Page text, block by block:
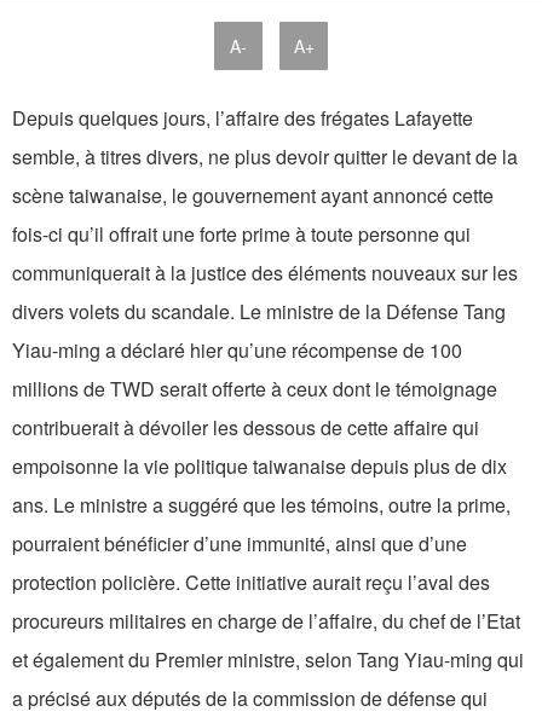
A- A+
Depuis quelques jours, l’affaire des frégates Lafayette
semble, à titres divers, ne plus devoir quitter le devant de la
scène taiwanaise, le gouvernement ayant annoncé cette
fois-ci qu’il offrait une forte prime à toute personne qui
communiquerait à la justice des éléments nouveaux sur les
divers volets du scandale. Le ministre de la Défense Tang
Yiau-ming a déclaré hier qu’une récompense de 100
millions de TWD serait offerte à ceux dont le témoignage
contribuerait à dévoiler les dessous de cette affaire qui
empoisonne la vie politique taiwanaise depuis plus de dix
ans. Le ministre a suggéré que les témoins, outre la prime,
pourraient bénéficier d’une immunité, ainsi que d’une
protection policière. Cette initiative aurait reçu l’aval des
procureurs militaires en charge de l’affaire, du chef de l’Etat
et également du Premier ministre, selon Tang Yiau-ming qui
a précisé aux députés de la commission de défense qui